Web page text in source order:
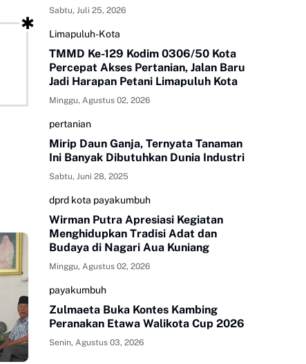
Sabtu, Juli 25, 2026
Limapuluh-Kota
TMMD Ke-129 Kodim 0306/50 Kota
Percepat Akses Pertanian, Jalan Baru
Jadi Harapan Petani Limapuluh Kota
Minggu, Agustus 02, 2026
pertanian
Mirip Daun Ganja, Ternyata Tanaman
Ini Banyak Dibutuhkan Dunia Industri
Sabtu, Juni 28, 2025
dprd kota payakumbuh
Wirman Putra Apresiasi Kegiatan
Menghidupkan Tradisi Adat dan
Budaya di Nagari Aua Kuniang
Minggu, Agustus 02, 2026
payakumbuh
Zulmaeta Buka Kontes Kambing
Peranakan Etawa Walikota Cup 2026
Senin, Agustus 03, 2026